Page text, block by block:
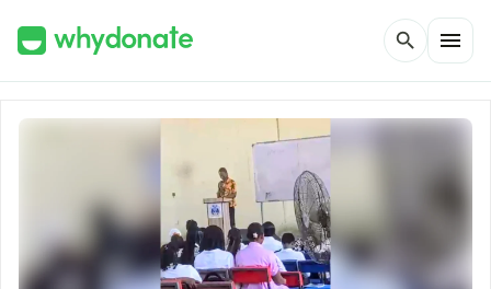
search menu